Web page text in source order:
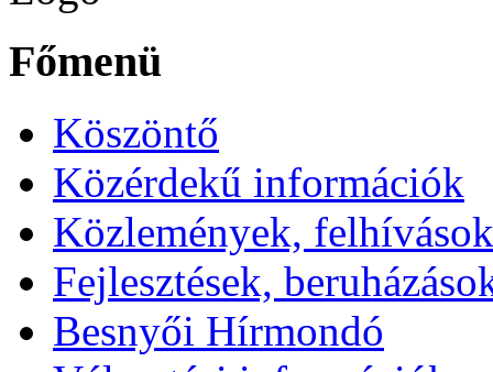
Főmenü
Köszöntő
Közérdekű információk
Közlemények, felhívások
Fejlesztések,
Besnyői Hírmondó